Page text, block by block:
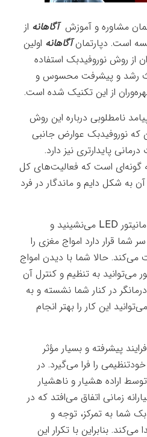
مشاوره و آموزشآگاهانه از
است. دپارتمانآگاهانه اولین
از روش نوروفیدبک استفاده
رشد و پیشرفت محسوس و
از این تکنیک شده است.
نامطلوبی درباره این روش
نوروفیدبک عوارض جانبی
درمانی پایدارتری نیز دارد.
گونه‌ای است که فعالیت‌های کل
به شکل دایم و ماندگار در فرد
در این روش شما در برابر دو مانیتور LED می‌نشینید و
شما قرار دارد امواج مغزی را
می‌کند. حالا شما با دیدن امواج
می‌توانید به تنظیم و کنترل آن
در کنار شما نشسته و به
این کار را بهتر انجام
پیشرفته و بسیار مؤثر
را فرا می‌گیرد. در
اراده هشيار و ناهشيار
زماني اتفاق مي‌افتد كه در
شما به تمرکز، توجه و
بنابراین با تکرار این